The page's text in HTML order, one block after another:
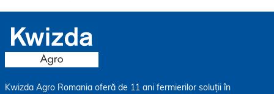
Kwizda Agro Romania oferă de 11 ani fermierilor soluții în